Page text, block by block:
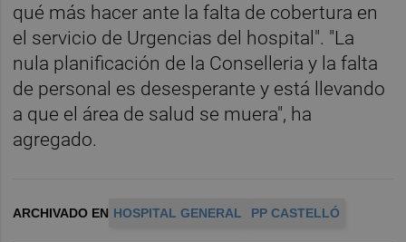
qué más hacer ante la falta de cobertura en
el servicio de Urgencias del hospital". "La
nula planificación de la Conselleria y la falta
de personal es desesperante y está llevando
a que el área de salud se muera", ha
agregado.
ARCHIVADO EN HOSPITAL GENERAL PP CASTELLÓ